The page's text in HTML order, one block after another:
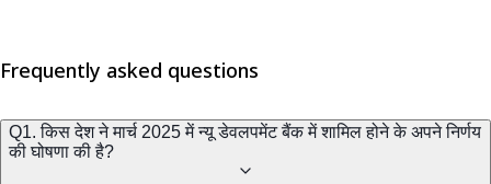
Frequently asked questions
Q1. किस देश ने मार्च 2025 में न्यू डेवलपमेंट बैंक में शामिल होने के अपने निर्णय
की घोषणा की है?